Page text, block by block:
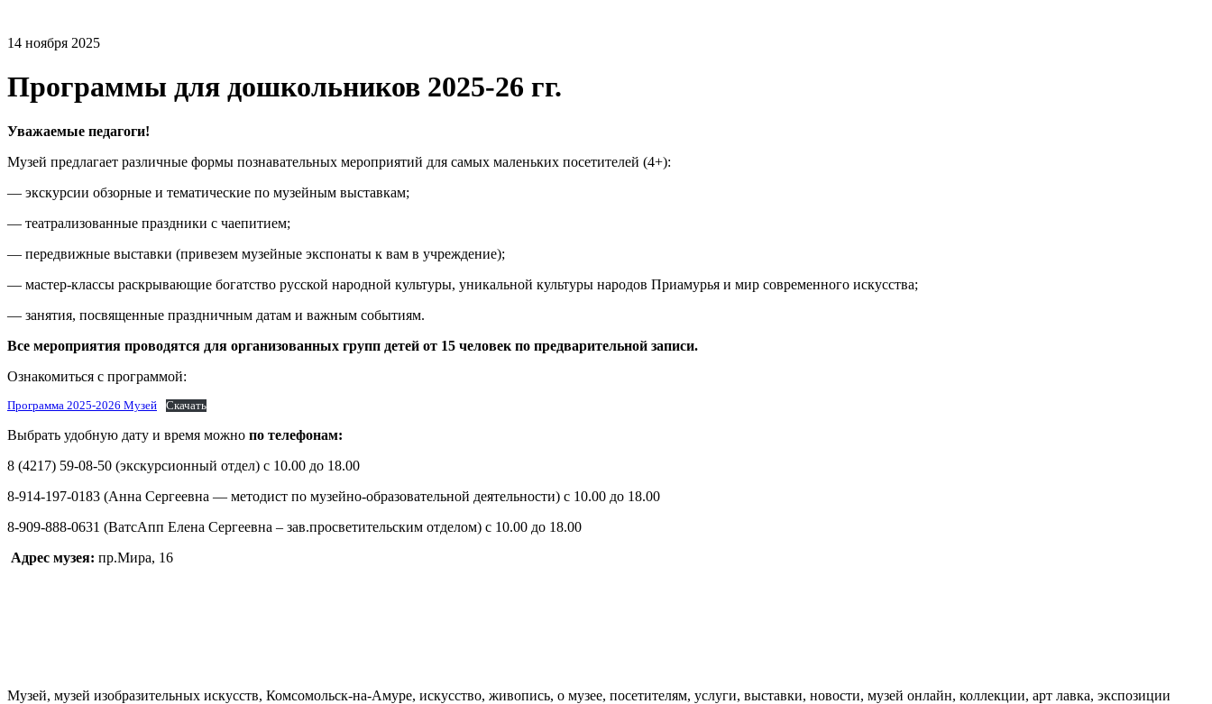
14 ноября 2025
Программы для дошкольников 2025-26 гг.
Уважаемые педагоги!
Музей предлагает различные формы познавательных мероприятий для самых маленьких посетителей (4+):
— экскурсии обзорные и тематические по музейным выставкам;
— театрализованные праздники с чаепитием;
— передвижные выставки (привезем музейные экспонаты к вам в учреждение);
— мастер-классы раскрывающие богатство русской народной культуры, уникальной культуры народов Приамурья и мир современного искусства;
— занятия, посвященные праздничным датам и важным событиям.
Все мероприятия проводятся для организованных групп детей от 15 человек по предварительной записи.
Ознакомиться с программой:
Программа 2025-2026 Музей Скачать
Выбрать удобную дату и время можно по телефонам:
8 (4217) 59-08-50 (экскурсионный отдел) с 10.00 до 18.00
8-914-197-0183 (Анна Сергеевна — методист по музейно-образовательной деятельности) с 10.00 до 18.00
8-909-888-0631 (ВатсАпп Елена Сергеевна – зав.просветительским отделом) с 10.00 до 18.00
Адрес музея: пр.Мира, 16
Музей, музей изобразительных искусств, Комсомольск-на-Амуре, искусство, живопись, о музее, посетителям, услуги, выставки, новости, музей онлайн, коллекции, арт лавка, экспозиции